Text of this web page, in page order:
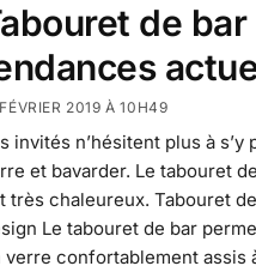
de bar
2019 À 10H49
invités n’hésitent plus à
et bavarder. Le tabouret
très chaleureux. Tabouret
Le tabouret de bar
verre confortablement assis